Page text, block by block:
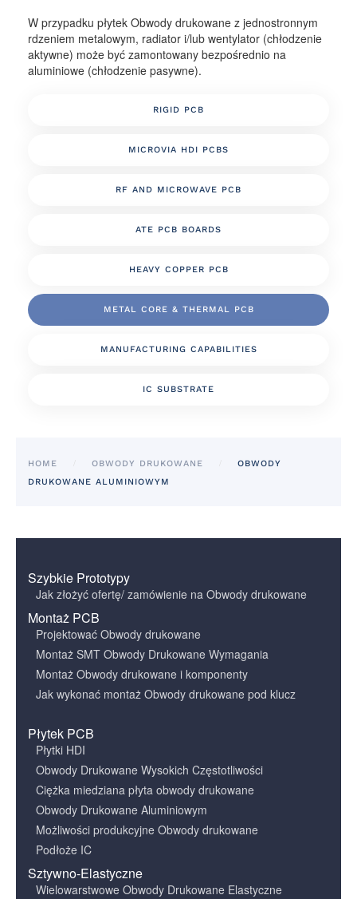
W przypadku płytek Obwody drukowane z jednostronnym
rdzeniem metalowym, radiator i/lub wentylator (chłodzenie
aktywne) może być zamontowany bezpośrednio na
aluminiowe (chłodzenie pasywne).
RIGID PCB
MICROVIA HDI PCBS
RF AND MICROWAVE PCB
ATE PCB BOARDS
HEAVY COPPER PCB
METAL CORE & THERMAL PCB
MANUFACTURING CAPABILITIES
IC SUBSTRATE
HOME OBWODY DRUKOWANE
OBWODY
DRUKOWANE ALUMINIOWYM
Szybkie Prototypy
Jak złożyć ofertę/ zamówienie na Obwody drukowane
Montaż PCB
Projektować Obwody drukowane
Montaż SMT Obwody Drukowane Wymagania
Montaż Obwody drukowane i komponenty
Jak wykonać montaż Obwody drukowane pod klucz
Płytek PCB
Płytki HDI
Obwody Drukowane Wysokich Częstotliwości
Ciężka miedziana płyta obwody drukowane
Obwody Drukowane Aluminiowym
Możliwości produkcyjne Obwody drukowane
Podłoże IC
Sztywno-Elastyczne
Wielowarstwowe Obwody Drukowane Elastyczne